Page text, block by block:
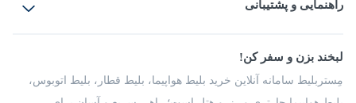
بلیط قطار
راهنمایی و پشتیبانی
شرایط و مقررات
راهکار سازمانی
فرصت‌های شغلی
لبخند بزن و سفر کن!
مِستربلیط سامانه آنلاین خرید بلیط هواپیما، بلیط قطار، بلیط اتوبوس،